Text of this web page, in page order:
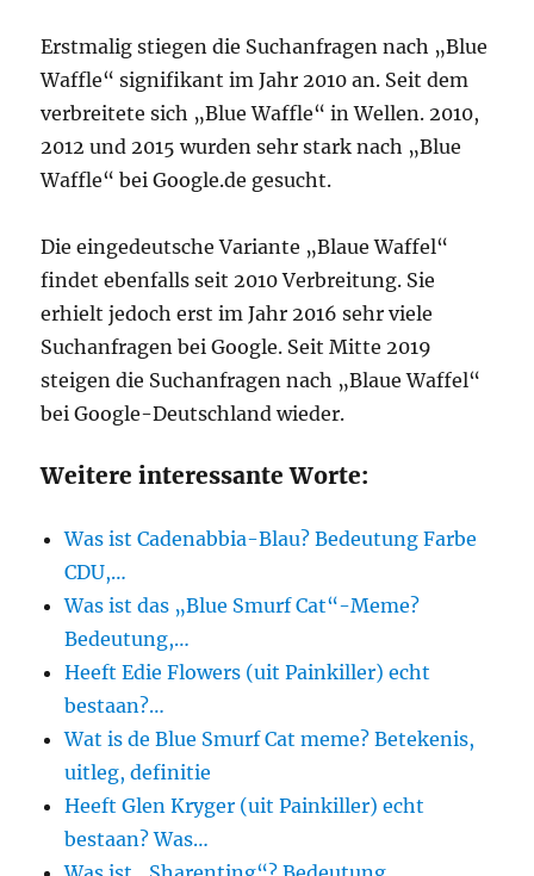
Erstmalig stiegen die Suchanfragen nach „Blue
Waffle“ signifikant im Jahr 2010 an. Seit dem
verbreitete sich „Blue Waffle“ in Wellen. 2010,
2012 und 2015 wurden sehr stark nach „Blue
Waffle“ bei Google.de gesucht.
Die eingedeutsche Variante „Blaue Waffel“
findet ebenfalls seit 2010 Verbreitung. Sie
erhielt jedoch erst im Jahr 2016 sehr viele
Suchanfragen bei Google. Seit Mitte 2019
steigen die Suchanfragen nach „Blaue Waffel“
bei Google-Deutschland wieder.
Weitere interessante Worte:
Was ist Cadenabbia-Blau? Bedeutung Farbe
CDU,…
Was ist das „Blue Smurf Cat“-Meme?
Bedeutung,…
Heeft Edie Flowers (uit Painkiller) echt
bestaan?…
Wat is de Blue Smurf Cat meme? Betekenis,
uitleg, definitie
Heeft Glen Kryger (uit Painkiller) echt
bestaan? Was…